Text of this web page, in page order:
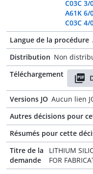
C03C 3/
A61K 6/
C03C 4/
Langue de la procédure
Distribution Non
Téléchargement
Versions JO Aucun lien
Autres décisions pour
Résumés pour cette
Titre de la
demande
LITHIUM
FOR